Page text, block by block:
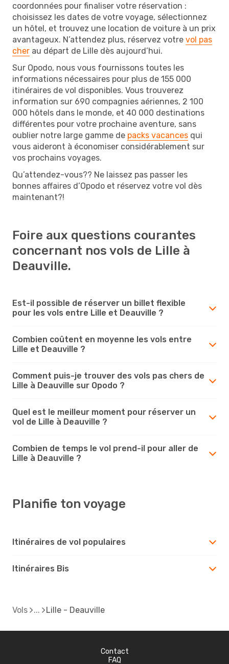
coordonnées pour finaliser votre réservation :
choisissez les dates de votre voyage, sélectionnez
un hôtel, et trouvez une location de voiture à un prix
avantageux. N’attendez plus, réservez votre vol pas
cher au départ de Lille dès aujourd’hui.
Sur Opodo, nous vous fournissons toutes les
informations nécessaires pour plus de 155 000
itinéraires de vol disponibles. Vous trouverez
information sur 690 compagnies aériennes, 2 100
000 hôtels dans le monde, et 40 000 destinations
différentes pour votre prochaine aventure, sans
oublier notre large gamme de packs vacances qui
vous aideront à économiser considérablement sur
vos prochains voyages.
Qu’attendez-vous?? Ne laissez pas passer les
bonnes affaires d’Opodo et réservez votre vol dès
maintenant?!
Foire aux questions courantes
concernant nos vols de Lille à
Deauville.
Est-il possible de réserver un billet flexible
pour les vols entre Lille et Deauville ?
Combien coûtent en moyenne les vols entre
Lille et Deauville ?
Comment puis-je trouver des vols pas chers de
Lille à Deauville sur Opodo ?
Quel est le meilleur moment pour réserver un
vol de Lille à Deauville ?
Combien de temps le vol prend-il pour aller de
Lille à Deauville ?
Planifie ton voyage
Itinéraires de vol populaires
Itinéraires Bis
Vols Lille - Deauville
Contact
FAQ